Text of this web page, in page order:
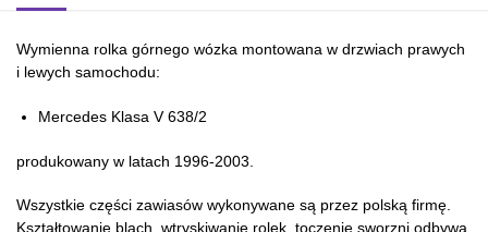
Wymienna rolka górnego wózka montowana w drzwiach prawych
i lewych samochodu:
Mercedes Klasa V 638/2
produkowany w latach 1996-2003.
Wszystkie części zawiasów wykonywane są przez polską firmę.
Kształtowanie blach, wtryskiwanie rolek, toczenie sworzni odbywa